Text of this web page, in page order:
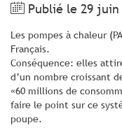
Publié le 29 juin
Les pompes à chaleur
Français.
Conséquence: elles
d’un nombre croissant
«60 millions de
faire le point sur ce
poupe.